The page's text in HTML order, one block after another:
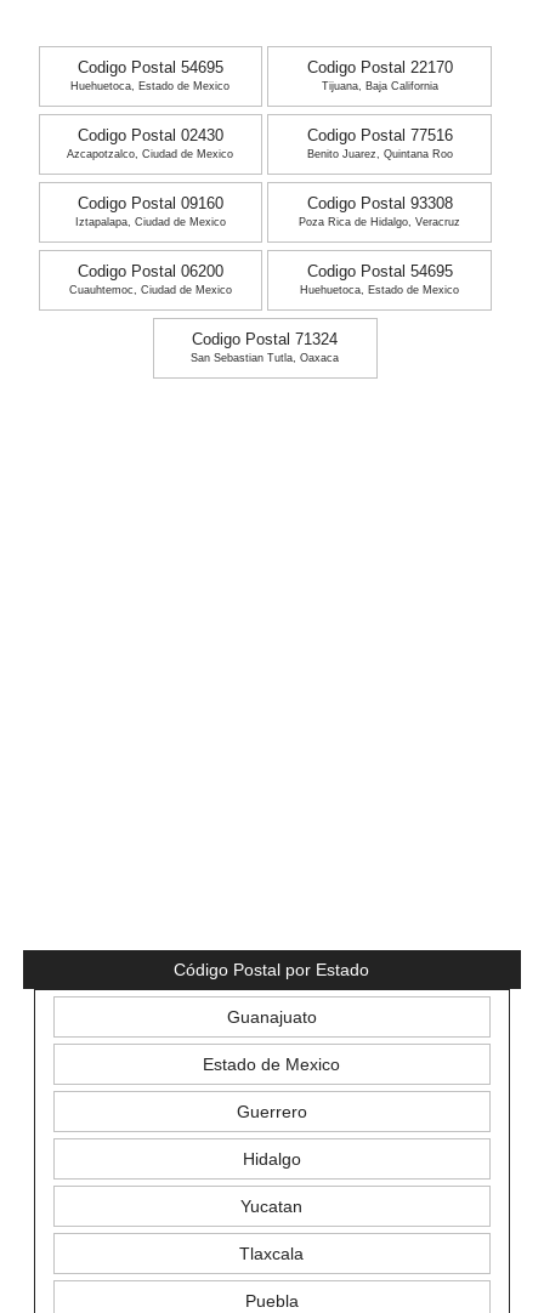
Codigo Postal 54695
Huehuetoca, Estado de Mexico
Codigo Postal 22170
Tijuana, Baja California
Codigo Postal 02430
Azcapotzalco, Ciudad de Mexico
Codigo Postal 77516
Benito Juarez, Quintana Roo
Codigo Postal 09160
Iztapalapa, Ciudad de Mexico
Codigo Postal 93308
Poza Rica de Hidalgo, Veracruz
Codigo Postal 06200
Cuauhtemoc, Ciudad de Mexico
Codigo Postal 54695
Huehuetoca, Estado de Mexico
Codigo Postal 71324
San Sebastian Tutla, Oaxaca
Código Postal por Estado
Guanajuato
Estado de Mexico
Guerrero
Hidalgo
Yucatan
Tlaxcala
Puebla